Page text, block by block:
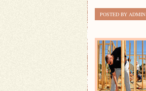
POSTED BY ADMIN